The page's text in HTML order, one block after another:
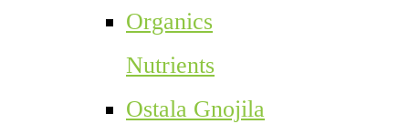
Organics
Nutrients
Ostala Gnojila